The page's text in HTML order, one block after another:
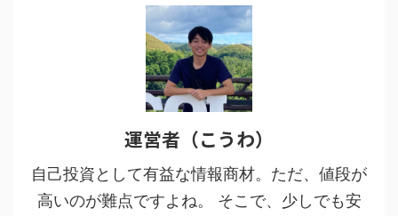
運営者（こうわ）
自己投資として有益な情報商材。ただ、値段が
高いのが難点ですよね。 そこで、少しでも安